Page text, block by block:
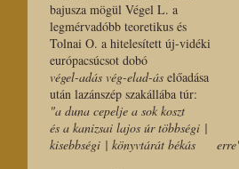
bajusza mögül Végel L. a
legmérvadóbb teoretikus és
Tolnai O. a hitelesített új-vidéki
európacsúcsot dobó
végel-adás vég-elad-ás előadása
után lazánszép szakállába túr:
"a duna cepelje a sok koszt
és a kanizsai lajos úr többségi |
kisebbségi | könyvtárát békás